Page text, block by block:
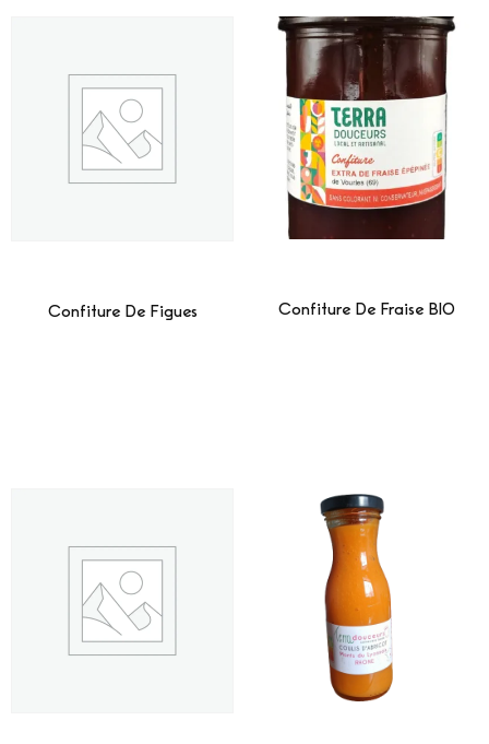
Confiture De Figues Confiture De Fraise BIO